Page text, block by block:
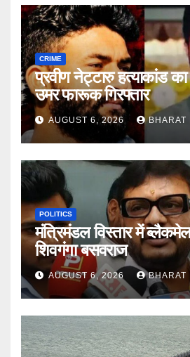
CRIME
प्रवीण नेट्टारु हत्याकांड का
उमर फारूक गिरफ्तार
AUGUST 6, 2026 BHARAT
POLITICS
मंत्रिमंडल विस्तार में
शिवगंगा बसवराज
AUGUST 6, 2026 BHARAT